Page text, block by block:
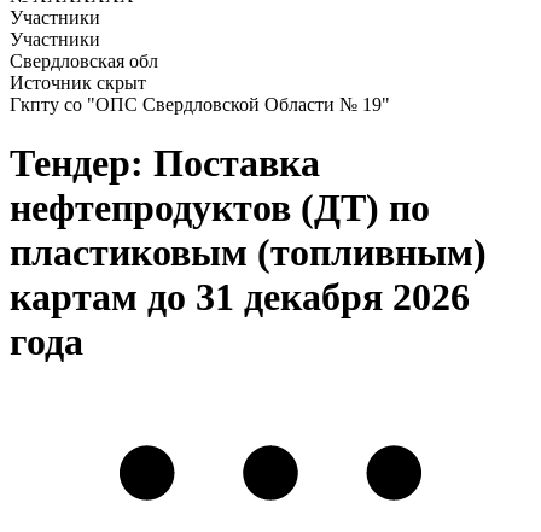
Участники
Участники
Свердловская обл
Источник скрыт
Гкпту со "ОПС Свердловской Области № 19"
Тендер: Поставка
нефтепродуктов (ДТ) по
пластиковым (топливным)
картам до 31 декабря 2026
года